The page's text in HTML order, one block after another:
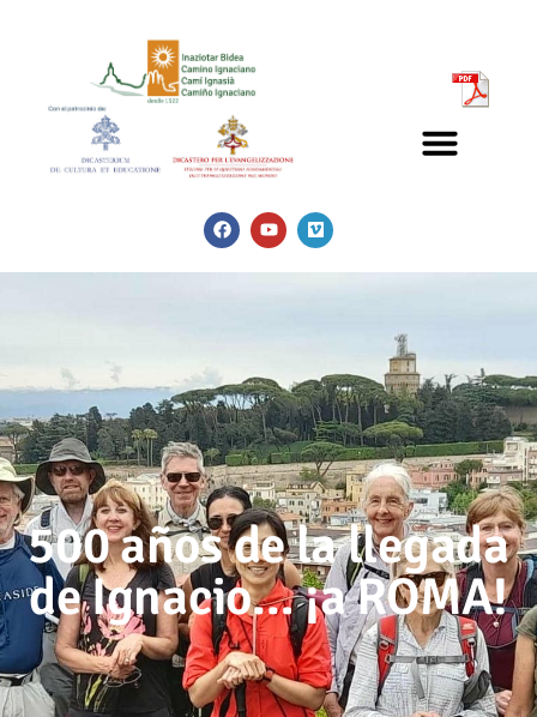
500 años de la llegada
de Ignacio… ¡a ROMA!